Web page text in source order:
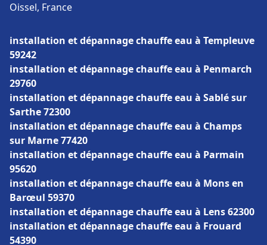
Oissel, France
installation et dépannage chauffe eau à Templeuve
59242
installation et dépannage chauffe eau à Penmarch
29760
installation et dépannage chauffe eau à Sablé sur
Sarthe 72300
installation et dépannage chauffe eau à Champs
sur Marne 77420
installation et dépannage chauffe eau à Parmain
95620
installation et dépannage chauffe eau à Mons en
Barœul 59370
installation et dépannage chauffe eau à Lens 62300
installation et dépannage chauffe eau à Frouard
54390